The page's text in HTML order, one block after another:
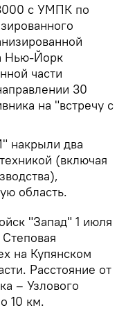
с УМПК по
Нью-Йорк
части
30
на "встречу с
накрыли два
(включая
область.
"Запад" 1 июля
на Купянском
Расстояние от
– Узлового
10 км.